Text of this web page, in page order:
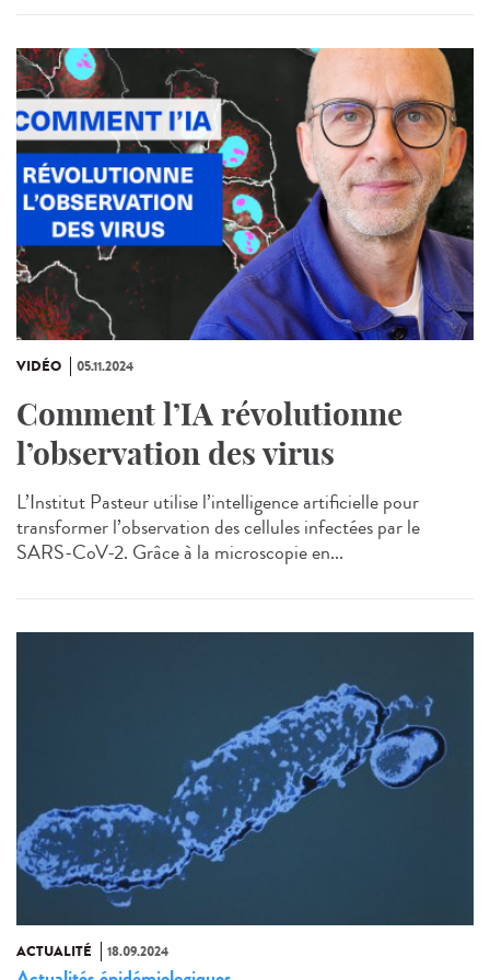
VIDÉO 05.11.2024
Comment l’IA révolutionne
l’observation des virus
L’Institut Pasteur utilise l’intelligence artificielle pour
transformer l’observation des cellules infectées par le
SARS-CoV-2. Grâce à la microscopie en...
ACTUALITÉ 18.09.2024